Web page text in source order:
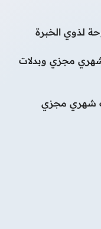
لذوي الخبرة
شهري مجزي وبدلات
شهري مجزي